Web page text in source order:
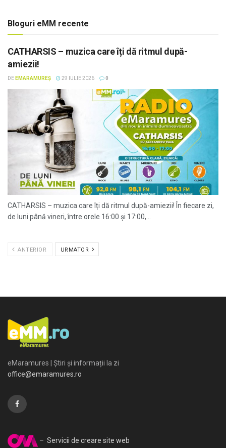
Bloguri eMM recente
CATHARSIS – muzica care îți dă ritmul după-
amiezii!
DE EMARAMUREȘ 29 IULIE 2026 0
CATHARSIS – muzica care îți dă ritmul după-amiezii! În fiecare zi,
de luni până vineri, între orele 16:00 și 17:00,...
ANTERIOR URMATOR
eMaramures | Știri și informații la zi
office@emaramures.ro
– Servicii de creare site web